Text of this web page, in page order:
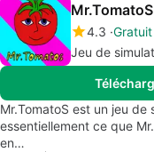
Mr.TomatoS
4.3 Gratuit
Jeu de
Mr.TomatoS est un jeu
essentiellement ce que
en…